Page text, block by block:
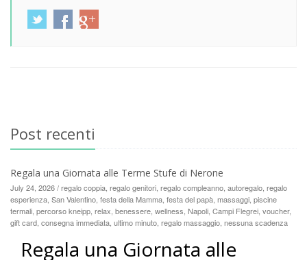
Post recenti
Regala una Giornata alle Terme Stufe di Nerone
July 24, 2026 / regalo coppia, regalo genitori, regalo compleanno, autoregalo, regalo
esperienza, San Valentino, festa della Mamma, festa del papà, massaggi, piscine
termali, percorso kneipp, relax, benessere, wellness, Napoli, Campi Flegrei, voucher,
gift card, consegna immediata, ultimo minuto, regalo massaggio, nessuna scadenza
Regala una Giornata alle